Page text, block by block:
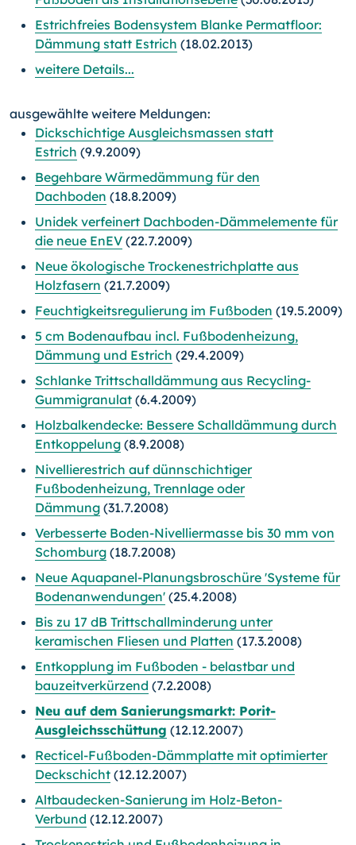
Estrichfreies Bodensystem Blanke Permatfloor:
Dämmung statt Estrich (18.02.2013)
weitere Details...
ausgewählte weitere Meldungen:
Dickschichtige Ausgleichsmassen statt
Estrich (9.9.2009)
Begehbare Wärmedämmung für den
Dachboden (18.8.2009)
Unidek verfeinert Dachboden-Dämmelemente für
die neue EnEV (22.7.2009)
Neue ökologische Trockenestrichplatte aus
Holzfasern (21.7.2009)
Feuchtigkeitsregulierung im Fußboden (19.5.2009)
5 cm Bodenaufbau incl. Fußbodenheizung,
Dämmung und Estrich (29.4.2009)
Schlanke Trittschalldämmung aus Recycling-
Gummigranulat (6.4.2009)
Holzbalkendecke: Bessere Schalldämmung durch
Entkoppelung (8.9.2008)
Nivellierestrich auf dünnschichtiger
Fußbodenheizung, Trennlage oder
Dämmung (31.7.2008)
Verbesserte Boden-Nivelliermasse bis 30 mm von
Schomburg (18.7.2008)
Neue Aquapanel-Planungsbroschüre 'Systeme für
Bodenanwendungen' (25.4.2008)
Bis zu 17 dB Trittschallminderung unter
keramischen Fliesen und Platten (17.3.2008)
Entkopplung im Fußboden - belastbar und
bauzeitverkürzend (7.2.2008)
Neu auf dem Sanierungsmarkt: Porit-
Ausgleichsschüttung (12.12.2007)
Recticel-Fußboden-Dämmplatte mit optimierter
Deckschicht (12.12.2007)
Altbaudecken-Sanierung im Holz-Beton-
Verbund (12.12.2007)